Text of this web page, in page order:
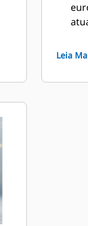
Leia